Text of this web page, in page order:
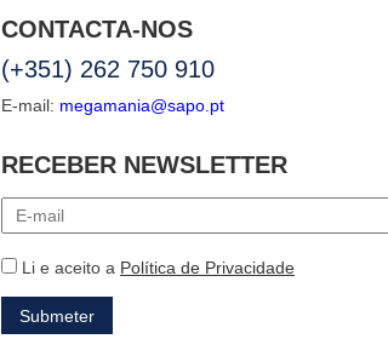
CONTACTA-NOS
(+351) 262 750 910
E-mail: megamania@sapo.pt
RECEBER NEWSLETTER
Li e aceito a Política de Privacidade